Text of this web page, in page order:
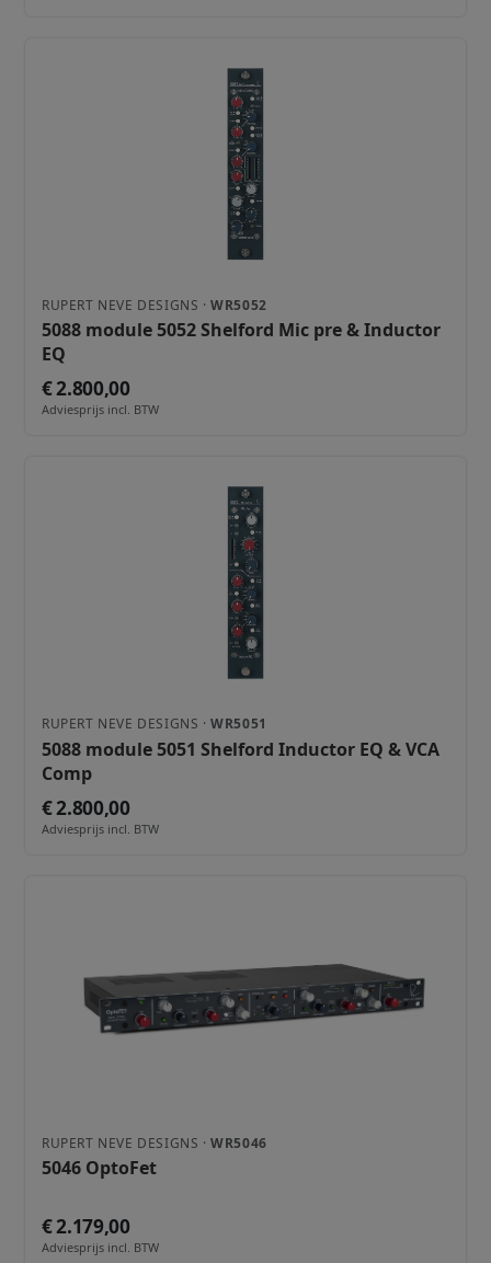
RUPERT NEVE DESIGNS ·WR5052
5088 module 5052 Shelford Mic pre & Inductor
EQ
€ 2.800,00
Adviesprijs incl. BTW
RUPERT NEVE DESIGNS ·WR5051
5088 module 5051 Shelford Inductor EQ & VCA
Comp
€ 2.800,00
Adviesprijs incl. BTW
RUPERT NEVE DESIGNS ·WR5046
5046 OptoFet
€ 2.179,00
Adviesprijs incl. BTW